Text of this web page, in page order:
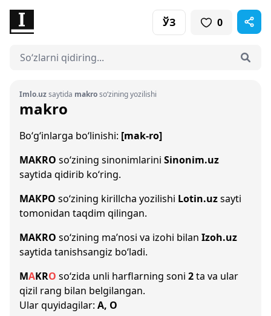
ЎЗ 0
Imlo.uzsaytida makroso‘zining yozilishi
makro
Bo‘g‘inlarga bo‘linishi: [mak-ro]
MAKRO so‘zining sinonimlarini Sinonim.uz
saytida qidirib ko‘ring.
МАКРО so‘zining kirillcha yozilishi Lotin.uzsayti
tomonidan taqdim qilingan.
MAKRO so‘zining ma’nosi va izohi bilan Izoh.uz
saytida tanishsangiz bo‘ladi.
MAKRO so‘zida unli harflarning soni 2ta va ular
qizil rang bilan belgilangan.
Ular quyidagilar: A, O